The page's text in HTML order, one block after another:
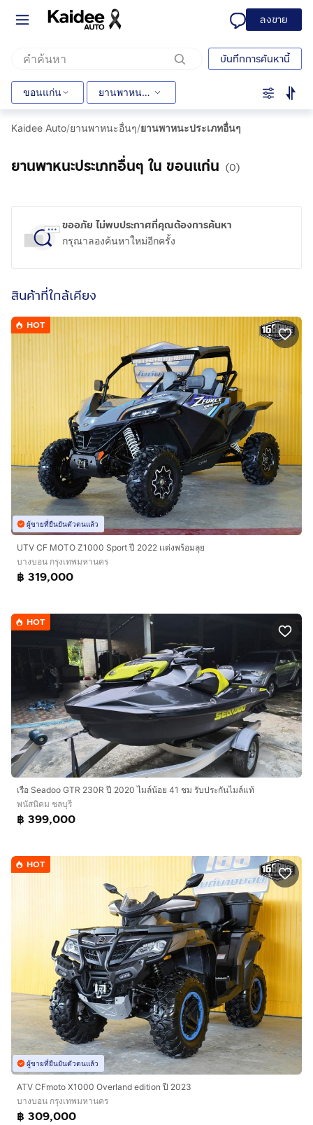
ลงขาย
บันทึกการค้นหานี้
ขอนแก่น ยานพาหนะประเภทอื่นๆ
Kaidee Auto/ยานพาหนะอื่นๆ/ยานพาหนะประเภทอื่นๆ
ยานพาหนะประเภทอื่นๆ ใน ขอนแก่น (0)
ขออภัย ไม่พบประกาศที่คุณต้องการค้นหา
กรุณาลองค้นหาใหม่อีกครั้ง
สินค้าที่ใกล้เคียง
HOT
ผู้ขายที่ยืนยันตัวตนแล้ว
UTV CF MOTO Z1000 Sport ปี 2022 เเต่งพร้อมลุย
บางบอน กรุงเทพมหานคร
฿ 319,000
HOT
เรือ Seadoo GTR 230R ปี 2020 ไมล์น้อย 41 ชม รับประกันไมล์แท้
พนัสนิคม ชลบุรี
฿ 399,000
HOT
ผู้ขายที่ยืนยันตัวตนแล้ว
ATV CFmoto X1000 Overland edition ปี 2023
บางบอน กรุงเทพมหานคร
฿ 309,000